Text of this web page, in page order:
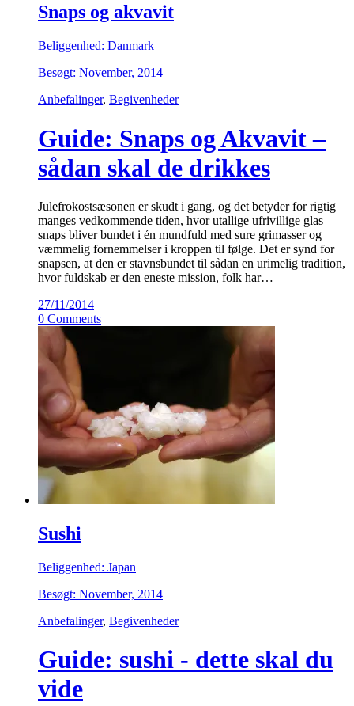
Snaps og akvavit
Beliggenhed: Danmark
Besøgt: November, 2014
Anbefalinger, Begivenheder
Guide: Snaps og Akvavit –
sådan skal de drikkes
Julefrokostsæsonen er skudt i gang, og det betyder for rigtig
manges vedkommende tiden, hvor utallige ufrivillige glas
snaps bliver bundet i én mundfuld med sure grimasser og
væmmelig fornemmelser i kroppen til følge. Det er synd for
snapsen, at den er stavnsbundet til sådan en urimelig tradition,
hvor fuldskab er den eneste mission, folk har…
27/11/2014
0 Comments
Sushi
Beliggenhed: Japan
Besøgt: November, 2014
Anbefalinger, Begivenheder
Guide: sushi - dette skal du
vide